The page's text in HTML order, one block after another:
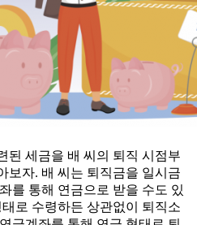
된 세금을 배 씨의 퇴직 시점부
보자. 배 씨는 퇴직금을 일시금
를 통해 연금으로 받을 수도 있
로 수령하든 상관없이 퇴직소